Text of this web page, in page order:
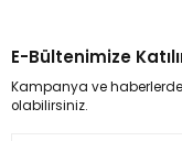
kullanarak tarafımıza
Görüş ve önerileriniz
E-Bültenimize
Kampanya ve
olabilirsiniz.